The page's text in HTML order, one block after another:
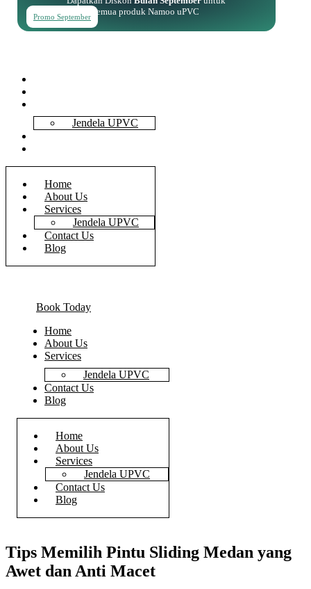
semua produk Namoo uPVC
Promo September
Jendela UPVC
Home
About Us
Services
Jendela UPVC
Contact Us
Blog
Book Today
Home
About Us
Services
Jendela UPVC
Contact Us
Blog
Home
About Us
Services
Jendela UPVC
Contact Us
Blog
Tips Memilih Pintu Sliding Medan yang
Awet dan Anti Macet